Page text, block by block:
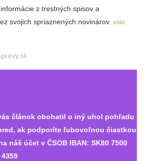
z trestných spisov a
svojich spriaznených novinárov. viac
článok obohatil o iný uhol pohľadu
ak podporíte ľubovoľnou čiastkou
náš účet v ČSOB IBAN: SK80 7500